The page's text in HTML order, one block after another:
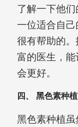
了解一下他
一位适合自
很有帮助的
富的医生，
会更好。
四、 黑色素种
黑色素种植